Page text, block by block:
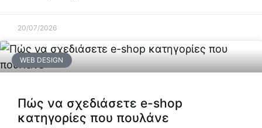
20/07/2026
WEB DESIGN
Πώς να σχεδιάσετε e-shop
κατηγορίες που πουλάνε